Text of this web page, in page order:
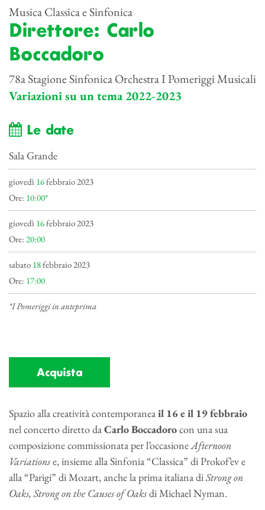
Musica Classica e Sinfonica
Direttore: Carlo
Boccadoro
78a Stagione Sinfonica Orchestra I Pomeriggi Musicali
Variazioni su un tema 2022-2023
Le date
Sala Grande
giovedì 16febbraio 2023
Ore: 10:00*
giovedì 16febbraio 2023
Ore: 20:00
sabato 18febbraio 2023
Ore: 17:00
*I Pomeriggi in anteprima
Acquista
Spazio alla creatività contemporaneail 16 e il 19 febbraio
nel concerto diretto daCarlo Boccadorocon una sua
composizione commissionata per l’occasioneAfternoon
Variationse, insieme alla Sinfonia “Classica” di Prokof’ev e
alla “Parigi” di Mozart, anche la prima italiana diStrong on
Oaks, Strong on the Causes of Oaksdi Michael Nyman.